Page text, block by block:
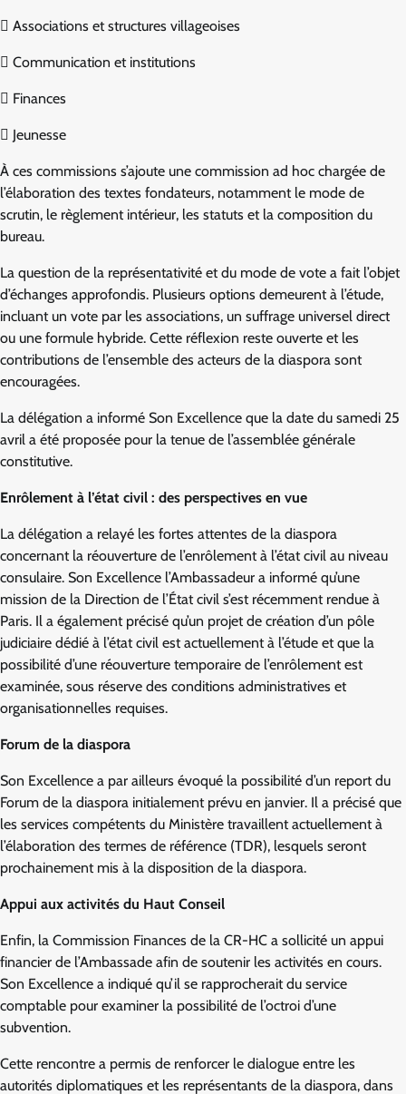
 Associations et structures villageoises
 Communication et institutions
 Finances
 Jeunesse
À ces commissions s’ajoute une commission ad hoc chargée de
l’élaboration des textes fondateurs, notamment le mode de
scrutin, le règlement intérieur, les statuts et la composition du
bureau.
La question de la représentativité et du mode de vote a fait l’objet
d’échanges approfondis. Plusieurs options demeurent à l’étude,
incluant un vote par les associations, un suffrage universel direct
ou une formule hybride. Cette réflexion reste ouverte et les
contributions de l’ensemble des acteurs de la diaspora sont
encouragées.
La délégation a informé Son Excellence que la date du samedi 25
avril a été proposée pour la tenue de l’assemblée générale
constitutive.
Enrôlement à l’état civil : des perspectives en vue
La délégation a relayé les fortes attentes de la diaspora
concernant la réouverture de l’enrôlement à l’état civil au niveau
consulaire. Son Excellence l’Ambassadeur a informé qu’une
mission de la Direction de l’État civil s’est récemment rendue à
Paris. Il a également précisé qu’un projet de création d’un pôle
judiciaire dédié à l’état civil est actuellement à l’étude et que la
possibilité d’une réouverture temporaire de l’enrôlement est
examinée, sous réserve des conditions administratives et
organisationnelles requises.
Forum de la diaspora
Son Excellence a par ailleurs évoqué la possibilité d’un report du
Forum de la diaspora initialement prévu en janvier. Il a précisé que
les services compétents du Ministère travaillent actuellement à
l’élaboration des termes de référence (TDR), lesquels seront
prochainement mis à la disposition de la diaspora.
Appui aux activités du Haut Conseil
Enfin, la Commission Finances de la CR-HC a sollicité un appui
financier de l’Ambassade afin de soutenir les activités en cours.
Son Excellence a indiqué qu’il se rapprocherait du service
comptable pour examiner la possibilité de l’octroi d’une
subvention.
Cette rencontre a permis de renforcer le dialogue entre les
autorités diplomatiques et les représentants de la diaspora, dans